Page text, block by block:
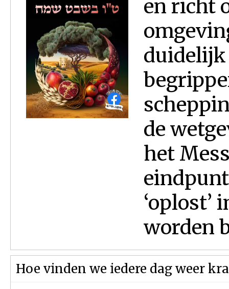
en richt
duidelijk
de
het
‘oplost’
worden
Hoe vinden we iedere dag weer